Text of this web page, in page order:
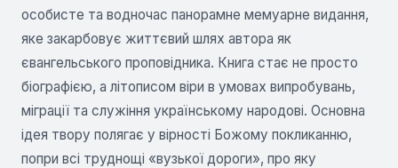
особисте та водночас панорамне мемуарне видання,
яке закарбовує життєвий шлях автора як
євангельського проповідника. Книга стає не просто
біографією, а літописом віри в умовах випробувань,
міграції та служіння українському народові. Основна
ідея твору полягає у вірності Божому покликанню,
попри всі труднощі «вузької дороги», про яку